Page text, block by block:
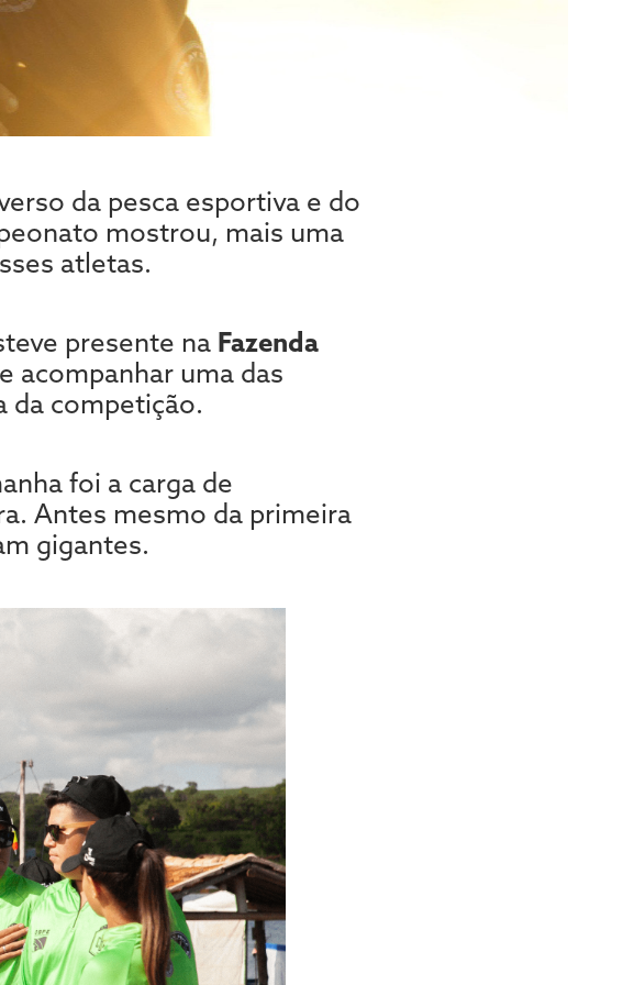
da pesca esportiva e do
mostrou, mais uma
atletas.
presente na Fazenda
acompanhar uma das
da competição.
foi a carga de
Antes mesmo da primeira
gigantes.